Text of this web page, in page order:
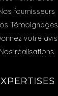
fournisseurs
Témoignages
votre avis
Nos réalisations